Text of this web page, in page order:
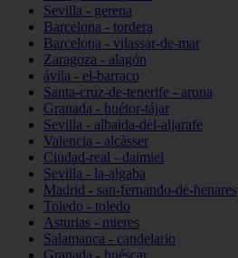
Sevilla - gerena
Barcelona - tordera
Barcelona - vilassar-de-mar
Zaragoza - alagón
ávila - el-barraco
Santa-cruz-de-tenerife - arona
Granada - huétor-tájar
Sevilla - albaida-del-aljarafe
Valencia - alcàsser
Ciudad-real - daimiel
Sevilla - la-algaba
Madrid - san-fernando-de-henares
Toledo - toledo
Asturias - mieres
Salamanca - candelario
Granada - huéscar